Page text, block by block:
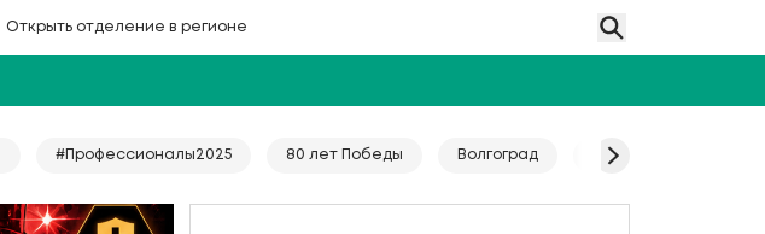
Открыть отделение в регионе
#Профессионалы2025 80 лет Победы Волгоград Гайд